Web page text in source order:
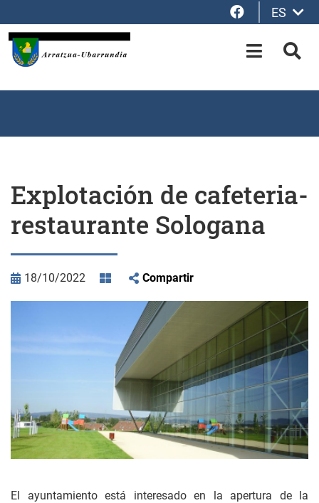
Facebook
ES
OPEN-
Explotación de cafeteria-
restaurante Sologana
18/10/2022 Compartir
El ayuntamiento está interesado en la apertura de la